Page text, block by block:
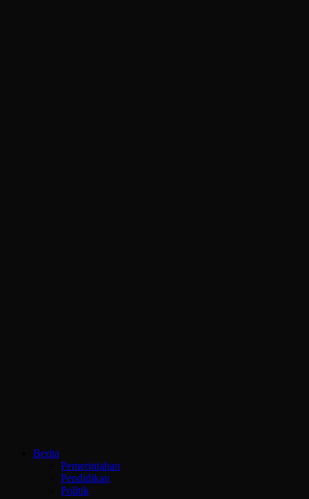
Berita
Pemerintahan
Pendidikan
Politik